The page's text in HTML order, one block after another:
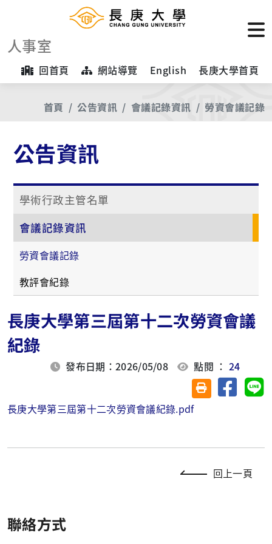
人事室
回首頁 網站導覽 English 長庚大學首頁
首頁 公告資訊 會議記錄資訊 勞資會議記錄
公告資訊
學術行政主管名單
會議記錄資訊
勞資會議記錄
教評會紀錄
長庚大學第三屆第十二次勞資會議
紀錄
發布日期：2026/05/08 點閱 ：24
友善列印(另開視
分享至
長庚大學第三屆第十二次勞資會議紀錄.pdf
回上一頁
聯絡方式